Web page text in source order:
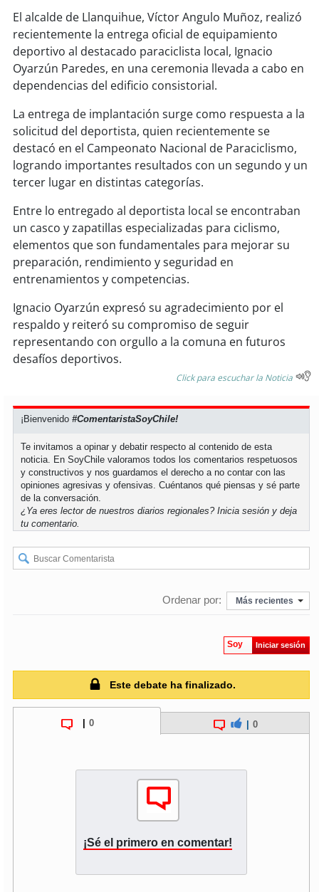
soy calama
soyantofagasta
soycopiapó
soyvalparaíso
soyquillota
soysanantonio
soychillán
soysancarlos
soytalcahuano
soyconcepción
soycoronel
soytemuco
soy valdivia
soyosorno
soypuertomontt
soychiloé
El alcalde de Llanquihue, Víctor Angulo Muñoz, realizó
recientemente la entrega oficial de equipamiento
deportivo al destacado paraciclista local, Ignacio
Oyarzún Paredes, en una ceremonia llevada a cabo en
dependencias del edificio consistorial.
La entrega de implantación surge como respuesta a la
solicitud del deportista, quien recientemente se
destacó en el Campeonato Nacional de Paraciclismo,
logrando importantes resultados con un segundo y un
tercer lugar en distintas categorías.
Entre lo entregado al deportista local se encontraban
un casco y zapatillas especializadas para ciclismo,
elementos que son fundamentales para mejorar su
preparación, rendimiento y seguridad en
entrenamientos y competencias.
Ignacio Oyarzún expresó su agradecimiento por el
respaldo y reiteró su compromiso de seguir
representando con orgullo a la comuna en futuros
desafíos deportivos.
Click para escuchar la Noticia
¡Bienvenido#ComentaristaSoyChile!
Te invitamos a opinar y debatir respecto al contenido de esta
noticia. En SoyChile valoramos todos los comentarios respetuosos
y constructivos y nos guardamos el derecho a no contar con las
opiniones agresivas y ofensivas. Cuéntanos qué piensas y sé parte
de la conversación.
¿Ya eres lector de nuestros diarios regionales?Inicia sesión y deja
tu comentario.
Ordenar por: Más recientes
Soy Iniciar sesión
Este debate ha finalizado.
0 0
¡Sé el primero en comentar!